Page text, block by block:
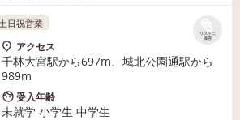
リストに
保存
日祝営業
アクセス
千林大宮駅から697m、城北公園通駅から
989m
受入年齢
未就学 小学生 中学生